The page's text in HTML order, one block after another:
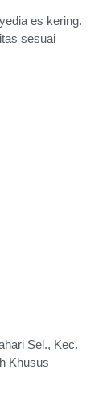
es kering.
sesuai
Sel., Kec.
Khusus